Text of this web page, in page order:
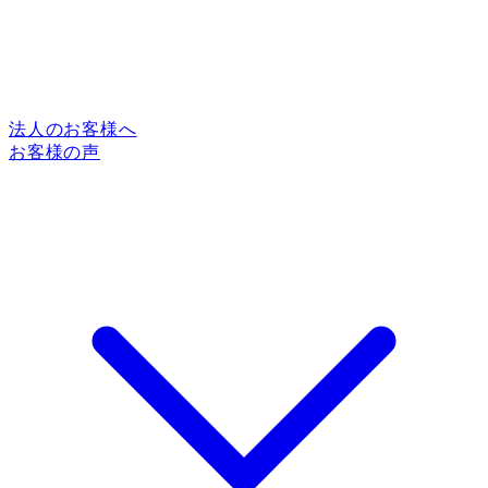
法人のお客様へ
お客様の声